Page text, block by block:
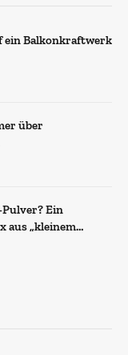
ein Balkonkraftwerk
über
Ein
aus „kleinem